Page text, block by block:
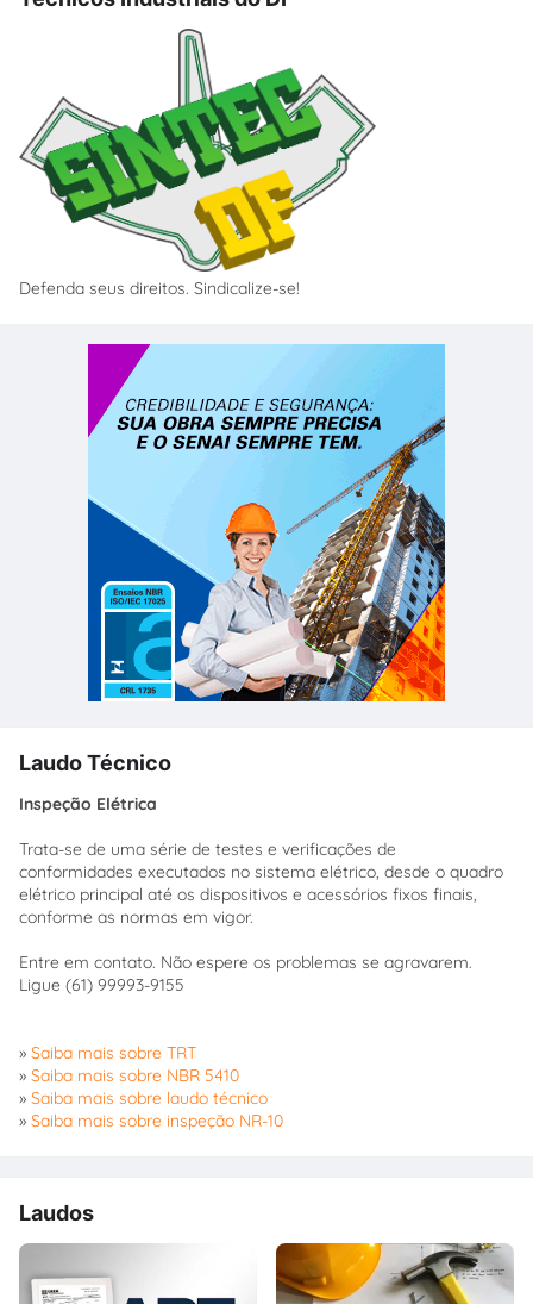
Defenda seus direitos. Sindicalize-se!
Laudo Técnico
Inspeção Elétrica
Trata-se de uma série de testes e verificações de
conformidades executados no sistema elétrico, desde o quadro
elétrico principal até os dispositivos e acessórios fixos finais,
conforme as normas em vigor.
Entre em contato. Não espere os problemas se agravarem.
Ligue (61) 99993-9155
» Saiba mais sobre TRT
» Saiba mais sobre NBR 5410
» Saiba mais sobre laudo técnico
» Saiba mais sobre inspeção NR-10
Laudos